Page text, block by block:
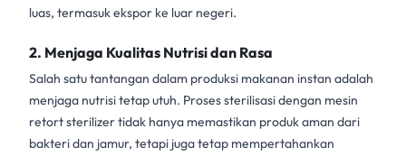
luas, termasuk ekspor ke luar negeri.
2. Menjaga Kualitas Nutrisi dan Rasa
Salah satu tantangan dalam produksi makanan instan adalah
menjaga nutrisi tetap utuh. Proses sterilisasi dengan mesin
retort sterilizer tidak hanya memastikan produk aman dari
bakteri dan jamur, tetapi juga tetap mempertahankan